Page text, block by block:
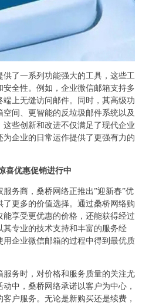
了一系列功能强大的工具，这些工
全性。例如，企业微信邮箱支持多
上无缝访问邮件。同时，其高级功
间、更智能的反垃圾邮件系统以及
些创新和改进不仅满足了现代企业
企业的日常运作提供了更强有力的
喜优惠促销进行中
务商，桑桥网络正推出”迎新春”优
更多的价值选择。通过桑桥网络购
享受更优惠的价格，还能获得经过
专业的技术支持和丰富的服务经
企业微信邮箱的过程中得到最优质
务时，对价格和服务质量的关注尤
中，桑桥网络承诺以客户为中心，
户服务。无论是新购买还是续费，